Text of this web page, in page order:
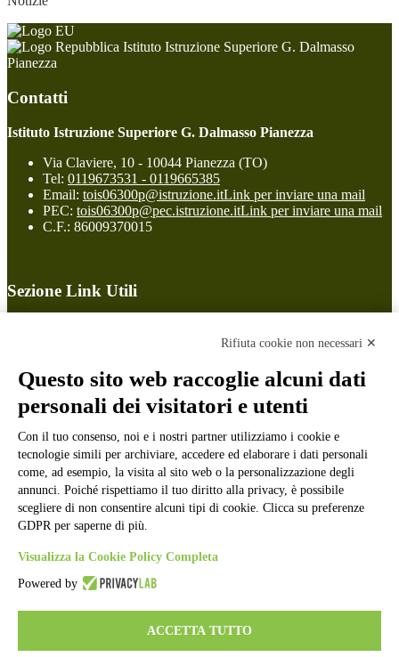
Istituto Istruzione Superiore G. Dalmasso
Pianezza
Contatti
Istituto Istruzione Superiore G. Dalmasso Pianezza
Via Claviere, 10 - 10044 Pianezza (TO)
Tel: 0119673531 - 0119665385
Email: tois06300p@istruzione.itLink per inviare una mail
PEC: tois06300p@pec.istruzione.itLink per inviare una mail
C.F.: 86009370015
Sezione Link Utili
Ufficio Relazioni con il Pubblico
Dichiarazione di accessibilità
Obiettivi di accessibilità
Gestione consensi cookie
Amministrazione trasparente
Pagina visualizzata
1097 volte
Sezione Copyright
Copyright 2026 | Engineered and powered by Gruppo Spaggiari
Parma S.p.A. | Divisione Publishing & New Social Media
Rifiuta cookie non necessari ✕
Questo sito web raccoglie alcuni dati
personali dei visitatori e utenti
Con il tuo consenso, noi e i nostri partner utilizziamo i cookie e
tecnologie simili per archiviare, accedere ed elaborare i dati personali
come, ad esempio, la visita al sito web o la personalizzazione degli
annunci. Poiché rispettiamo il tuo diritto alla privacy, è possibile
scegliere di non consentire alcuni tipi di cookie. Clicca su preferenze
GDPR per saperne di più.
Visualizza la Cookie Policy Completa
Powered by
ACCETTA TUTTO